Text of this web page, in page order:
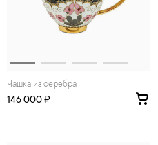
Чашка из серебра
146 000 ₽